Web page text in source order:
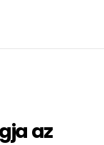
az